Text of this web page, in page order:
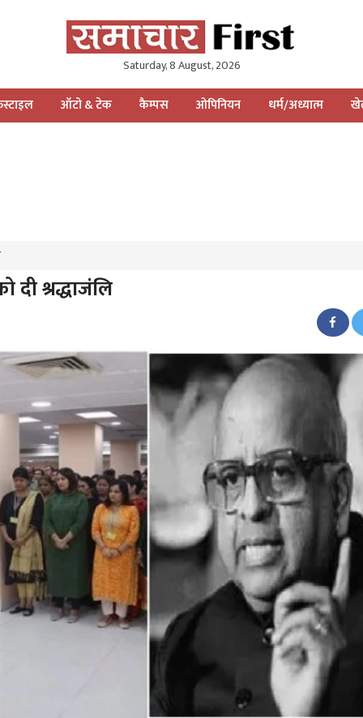
Saturday, 8 August, 2026
ऑटो & टेक कैम्पस ओपिनियन धर्म/अध्यात्म
श्रद्धाजंलि